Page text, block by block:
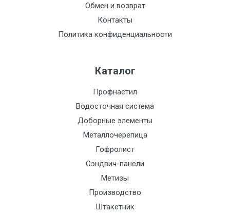
Обмен и возврат
Контакты
Политика конфиденциальности
Каталог
Профнастил
Водосточная система
Доборные элементы
Металлочерепица
Гофролист
Сэндвич-панели
Метизы
Производство
Штакетник